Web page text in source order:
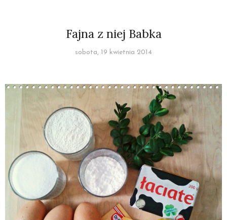
Fajna z niej Babka
sobota, 19 kwietnia 2014